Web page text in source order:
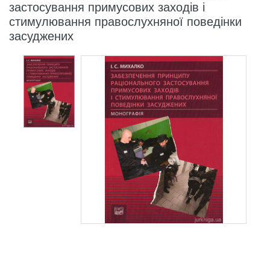
застосування примусових заходів і
стимулювання правослухняної поведінки
засуджених